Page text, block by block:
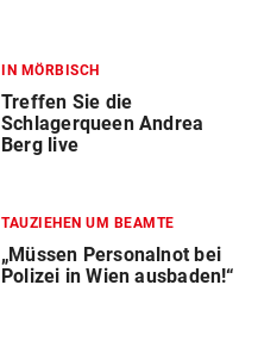
IN MÖRBISCH
Treffen Sie die
Schlagerqueen Andrea
Berg live
TAUZIEHEN UM BEAMTE
„Müssen Personalnot bei
Polizei in Wien ausbaden!“